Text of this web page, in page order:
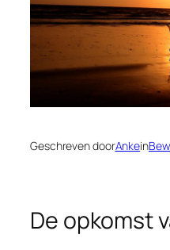
Geschreven doorAnkein
De opkomst